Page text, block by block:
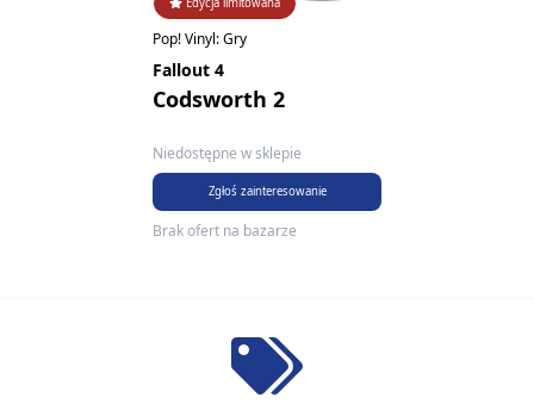
Pop! Vinyl: Gry
Fallout 4
Codsworth 2
Niedostępne w sklepie
Zgłoś zainteresowanie
Brak ofert na bazarze